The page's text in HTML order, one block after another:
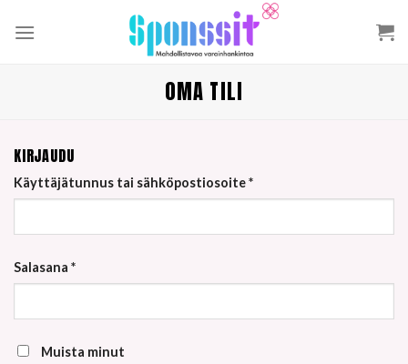
OMA TILI
KIRJAUDU
Käyttäjätunnus tai sähköpostiosoite*Vaaditaan
Salasana *Vaaditaan
Muista minut